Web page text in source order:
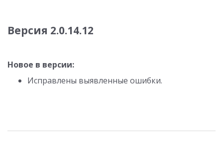
Версия 2.0.14.12
Новое в версии:
Исправлены выявленные ошибки.